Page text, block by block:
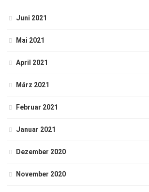
Juni 2021
Mai 2021
April 2021
März 2021
Februar 2021
Januar 2021
Dezember 2020
November 2020